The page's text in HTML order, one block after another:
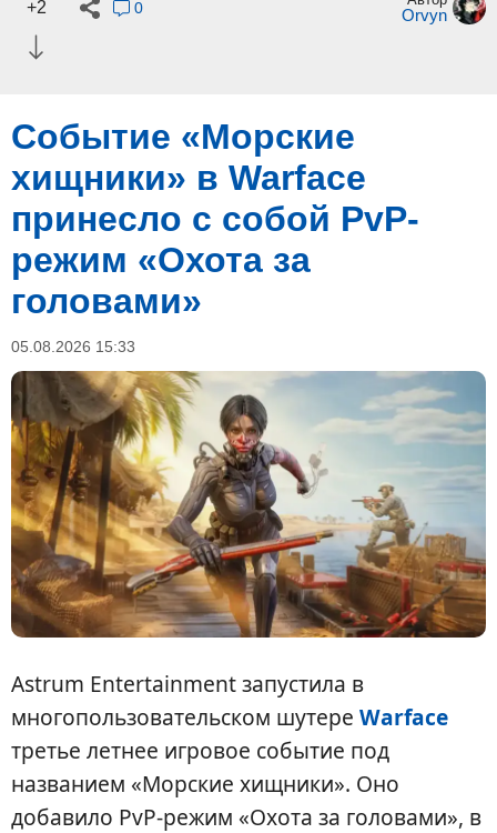
+2 0 Orvyn
Событие «Морские
хищники» в Warface
принесло с собой PvP-
режим «Охота за
головами»
05.08.2026 15:33
Astrum Entertainment запустила в
многопользовательском шутере Warface
третье летнее игровое событие под
названием «Морские хищники». Оно
добавило PvP-режим «Охота за головами», в